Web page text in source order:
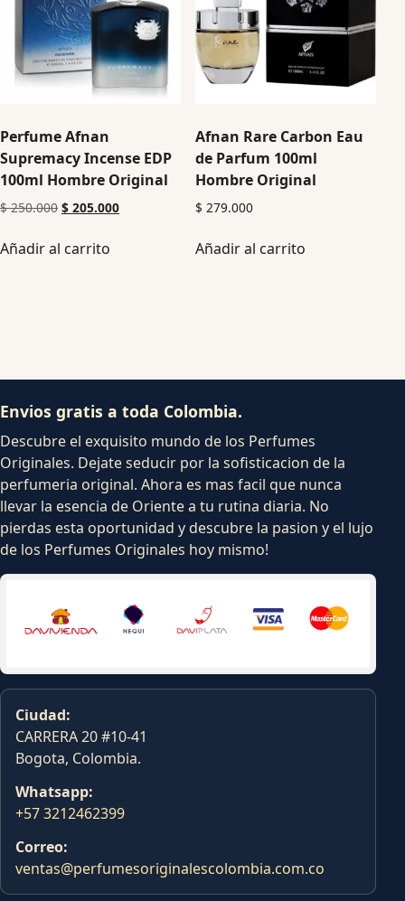
Perfume Afnan
Supremacy Incense EDP
100ml Hombre Original
$250.000 $ 205.000
Añadir al carrito
Afnan Rare Carbon Eau
de Parfum 100ml
Hombre Original
$ 279.000
Añadir al carrito
Envios gratis a toda Colombia.
Descubre el exquisito mundo de los Perfumes
Originales. Dejate seducir por la sofisticacion de la
perfumeria original. Ahora es mas facil que nunca
llevar la esencia de Oriente a tu rutina diaria. No
pierdas esta oportunidad y descubre la pasion y el lujo
de los Perfumes Originales hoy mismo!
Ciudad:
CARRERA 20 #10-41
Bogota, Colombia.
Whatsapp:
+57 3212462399
Correo:
ventas@perfumesoriginalescolombia.com.co